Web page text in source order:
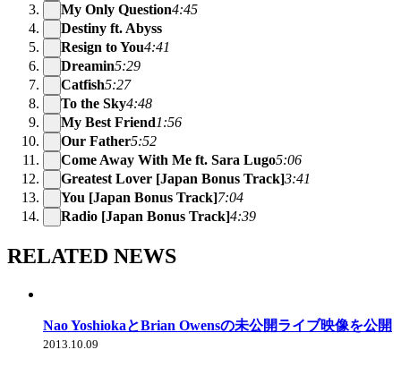
My Only Question4:45
Destiny ft. Abyss
Resign to You4:41
Dreamin5:29
Catfish5:27
To the Sky4:48
My Best Friend1:56
Our Father5:52
Come Away With Me ft. Sara Lugo5:06
Greatest Lover [Japan Bonus Track]3:41
You [Japan Bonus Track]7:04
Radio [Japan Bonus Track]4:39
RELATED NEWS
Nao YoshiokaとBrian Owensの未公開ライブ映像を公開
2013.10.09